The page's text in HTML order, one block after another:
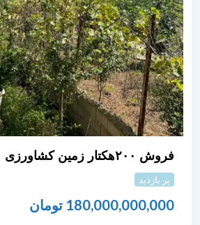
فروش ۲۰۰هکتار زمین کشاورزی
پر بازدید
180,000,000,000 تومان